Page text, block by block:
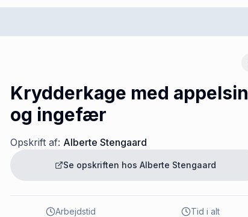
Krydderkage med appelsin
og ingefær
Opskrift af: Alberte Stengaard
Se opskriften hos Alberte Stengaard
Arbejdstid Tid i alt